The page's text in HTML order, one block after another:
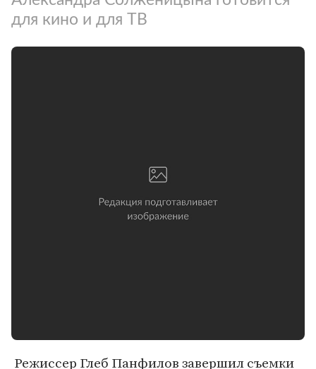
для кино и для ТВ
Режиссер Глеб Панфилов завершил съемки